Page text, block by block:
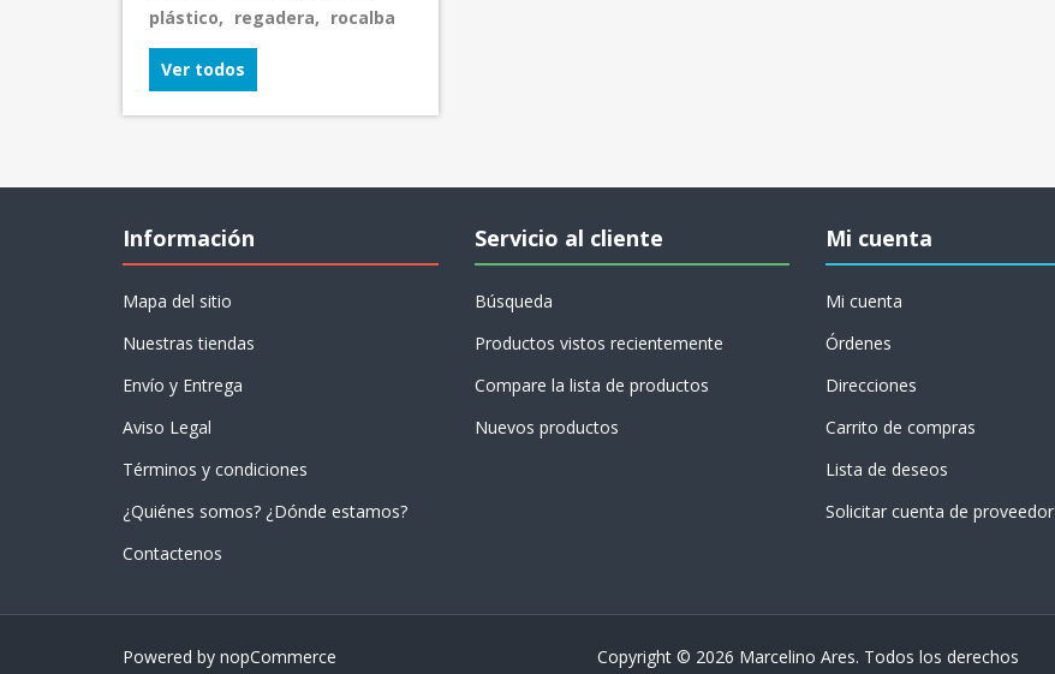
plástico, regadera, rocalba
Ver todos
Información
Mapa del sitio
Nuestras tiendas
Envío y Entrega
Aviso Legal
Términos y condiciones
¿Quiénes somos? ¿Dónde estamos?
Contactenos
Servicio al cliente
Búsqueda
Productos vistos recientemente
Compare la lista de productos
Nuevos productos
Mi cuenta
Mi cuenta
Órdenes
Direcciones
Carrito de compras
Lista de deseos
Solicitar cuenta de proveedor
Powered by nopCommerce
Copyright © 2026 Marcelino Ares. Todos los derechos